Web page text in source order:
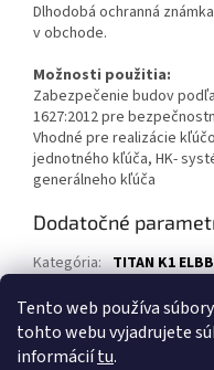
Tento web používa
tohto webu vyjadrujete
informáciítu.
Dlhodobá ochranná
v obchode.
Možnosti použitia:
Zabezpečenie budov podľa
1627:2012 pre
Vhodné pre realizácie
jednotného kľúča, HK-
generálneho kľúča
Dodatočné
Kategória: TITAN K1